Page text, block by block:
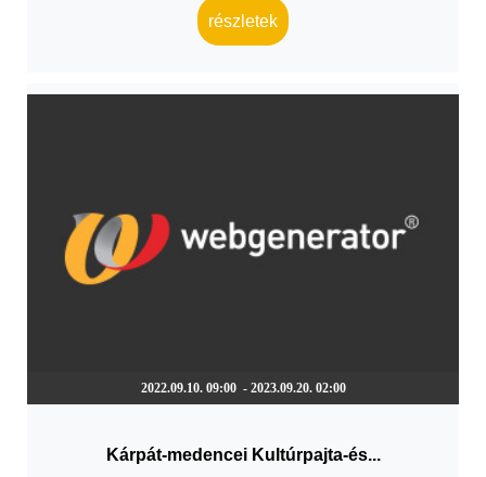
részletek
2022.09.10. 09:00 - 2023.09.20. 02:00
Kárpát-medencei Kultúrpajta-és...